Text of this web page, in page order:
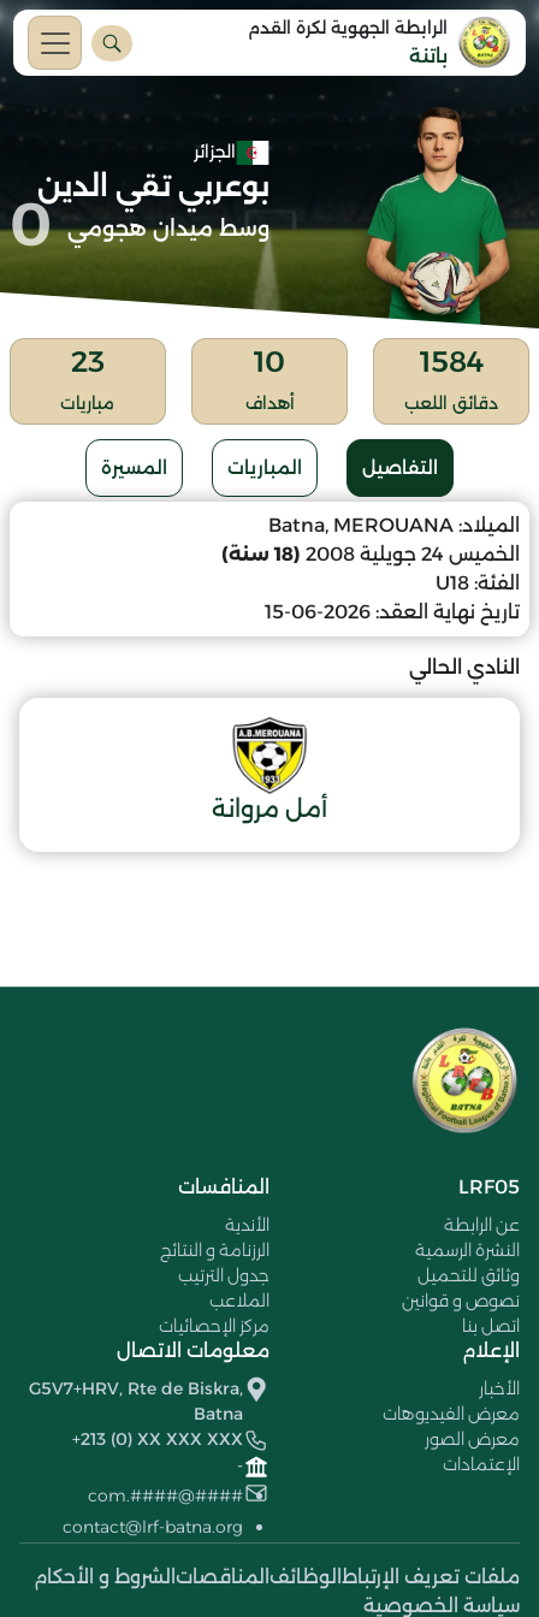
الرابطة الجهوية لكرة القدم
باتنة
الجزائر
بوعربي تقي الدين
وسط ميدان هجومي 0
1584
دقائق اللعب
10
أهداف
23
مباريات
التفاصيل المباريات المسيرة
الميلاد: Batna, MEROUANA
الخميس 24 جويلية 2008
(18 سنة)
الفئة: U18
تاريخ نهاية العقد: 2026-06-15
النادي الحالي
أمل مروانة
LRF05
عن الرابطة
النشرة الرسمية
وثائق للتحميل
نصوص و قوانين
اتصل بنا
المنافسات
الأندية
الرزنامة و النتائج
جدول الترتيب
الملاعب
مركز الإحصائيات
الإعلام
الأخبار
معرض الفيديوهات
معرض الصور
الإعتمادات
معلومات الاتصال
G5V7+HRV, Rte de Biskra,
Batna
+213 (0) XX XXX XXX
-
####@####.com
contact@lrf-batna.org
ملفات تعريف الإرتباط الوظائف المناقصات الشروط و الأحكام
سياسة الخصوصية